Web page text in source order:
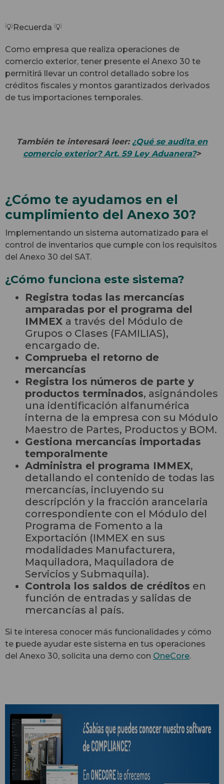
💡Recuerda 💡
Como empresa que realiza operaciones de
comercio exterior, tener presente el Anexo 30 te
permitirá llevar un control detallado sobre los
créditos fiscales y montos garantizados derivados
de tus importaciones temporales.
También te interesará leer: ¿Qué se audita en
comercio exterior? Art. 59 Ley Aduanera?>
¿Cómo te ayudamos en el
cumplimiento del Anexo 30?
Implementando un sistema automatizado para el
control de inventarios que cumple con los requisitos
del Anexo 30 del SAT.
¿Cómo funciona este sistema?
Registra todas las mercancías
amparadas por el programa del
IMMEX a través del Módulo de
Grupos o Clases (FAMILIAS),
encargado de.
Comprueba el retorno de
mercancías
Registra los números de parte y
productos terminados, asignándoles
una identificación alfanumérica
interna de la empresa con su Módulo
Maestro de Partes, Productos y BOM.
Gestiona mercancías importadas
temporalmente
Administra el programa IMMEX,
detallando el contenido de todas las
mercancías, incluyendo su
descripción y la fracción arancelaria
correspondiente con el Módulo del
Programa de Fomento a la
Exportación (IMMEX en sus
modalidades Manufacturera,
Maquiladora, Maquiladora de
Servicios y Submaquila).
Controla los saldos de créditos en
función de entradas y salidas de
mercancías al país.
Si te interesa conocer más funcionalidades y cómo
te puede ayudar este sistema en tus operaciones
del Anexo 30, solicita una demo con OneCore.